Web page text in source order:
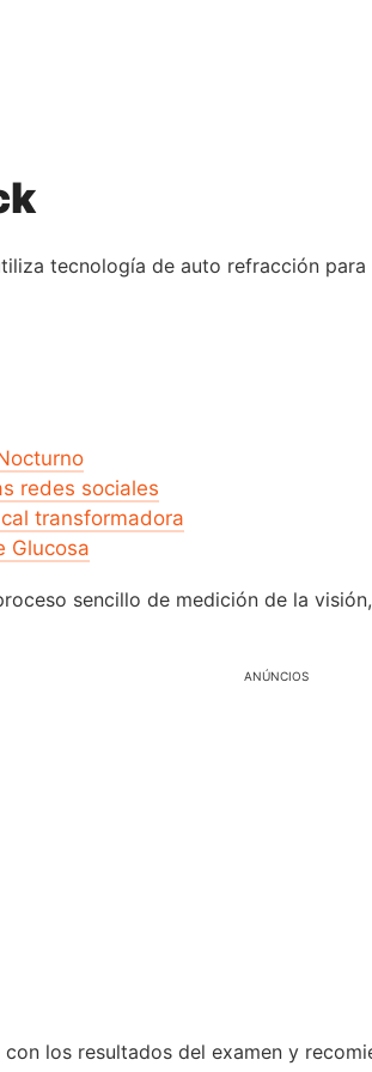
tecnología de auto refracción
redes sociales
transformadora
Glucosa
sencillo de medición de la
ANÚNCIOS
los resultados del examen y